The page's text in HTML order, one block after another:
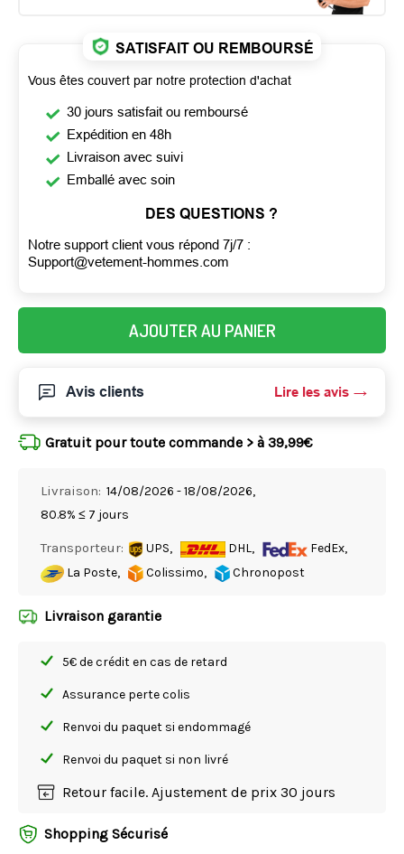
SATISFAIT OU REMBOURSÉ
Vous êtes couvert par notre protection d'achat
30 jours satisfait ou remboursé
Expédition en 48h
Livraison avec suivi
Emballé avec soin
DES QUESTIONS ?
Notre support client vous répond 7j/7 :
Support@vetement-hommes.com
AJOUTER AU PANIER
Avis clients Lire les avis
Gratuit pour toute commande > à 39,99€
Livraison: 14/08/2026 - 18/08/2026,
80.8% ≤ 7 jours
Transporteur: UPS, DHL,
FedEx,
La Poste,
Colissimo, Chronopost
Livraison garantie
5€ de crédit en cas de retard
Assurance perte colis
Renvoi du paquet si endommagé
Renvoi du paquet si non livré
Retour facile. Ajustement de prix 30 jours
Shopping Sécurisé